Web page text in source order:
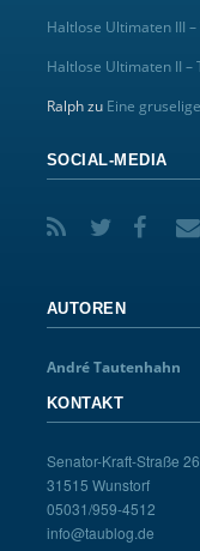
Haltlose Ultimaten III –
Haltlose Ultimaten II –
Ralphzu Eine
SOCIAL-MEDIA
AUTOREN
André Tautenhahn
KONTAKT
Senator-Kraft-Straße 26
31515 Wunstorf
05031/959-4512
info@taublog.de